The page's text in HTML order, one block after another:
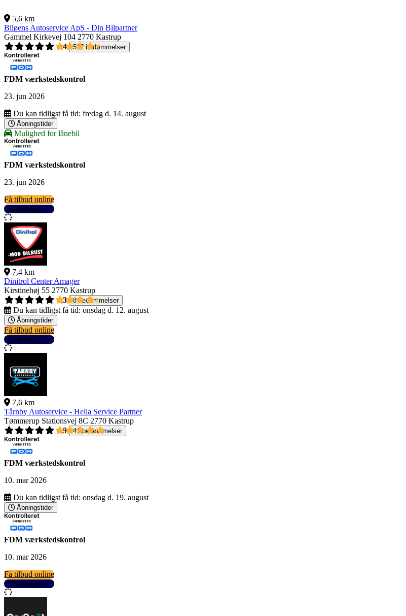
5,6 km
Biløens Autoservice ApS - Din Bilpartner
Gammel Kirkevej 104 2770 Kastrup
4,4
517 bedømmelser
FDM værkstedskontrol
23. jun 2026
Du kan tidligst få tid: fredag d. 14. august
Åbningstider
Mulighed for lånebil
FDM værkstedskontrol
23. jun 2026
Få tilbud online
Se detaljer
7,4 km
Dinitrol Center Amager
Kirstinehøj 55 2770 Kastrup
4,3
8 bedømmelser
Du kan tidligst få tid: onsdag d. 12. august
Åbningstider
Få tilbud online
Se detaljer
7,6 km
Tårnby Autoservice - Hella Service Partner
Tømmerup Stationsvej 8C 2770 Kastrup
4,9
41 bedømmelser
FDM værkstedskontrol
10. mar 2026
Du kan tidligst få tid: onsdag d. 19. august
Åbningstider
FDM værkstedskontrol
10. mar 2026
Få tilbud online
Se detaljer